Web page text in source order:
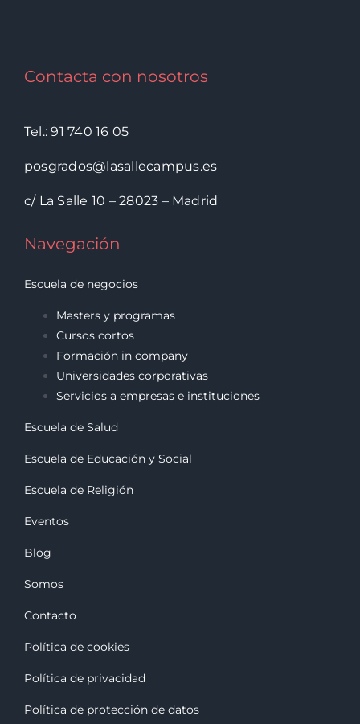
Contacta con nosotros
Tel.: 91 740 16 05
posgrados@lasallecampus.es
c/ La Salle 10 – 28023 – Madrid
Navegación
Escuela de negocios
Masters y programas
Cursos cortos
Formación in company
Universidades corporativas
Servicios a empresas e instituciones
Escuela de Salud
Escuela de Educación y Social
Escuela de Religión
Eventos
Blog
Somos
Contacto
Política de cookies
Política de privacidad
Política de protección de datos